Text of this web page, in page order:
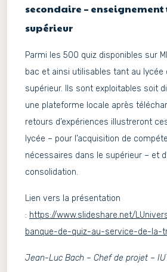
secondaire –
supérieur
Parmi les 500 quiz disponibles sur
bac et ainsi utilisables tant au lycée
supérieur. Ils sont exploitables soit
une plateforme locale après
retours d’expériences illustreront
lycée – pour l’acquisition de
nécessaires dans le supérieur – et
consolidation.
Lien vers la présentation
: https://www.slideshare.net/
banque-de-quiz-au-service-de-la-
Jean-Luc Bach – Chef de projet –